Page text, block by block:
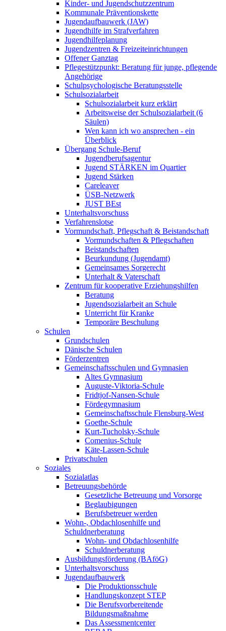
Kinder- und Jugendschutzzentrum
Kommunale Präventionskette
Jugendaufbauwerk (JAW)
Jugendhilfe im Strafverfahren
Jugendhilfeplanung
Jugendzentren & Freizeiteinrichtungen
Offener Ganztag
Pflegestützpunkt: Beratung für junge, pflegende
Angehörige
Schulpsychologische Beratungsstelle
Schulsozialarbeit
Schulsozialarbeit kurz erklärt
Arbeitsweise der Schulsozialarbeit (6
Säulen)
Wen kann ich wo ansprechen - ein
Überblick
Übergang Schule-Beruf
Jugendberufsagentur
Jugend STÄRKEN im Quartier
Jugend Stärken
Careleaver
ÜSB-Netzwerk
JUST BEst
Unterhaltsvorschuss
Verfahrenslotse
Vormundschaft, Pflegschaft & Beistandschaft
Vormundschaften & Pflegschaften
Beistandschaften
Beurkundung (Jugendamt)
Gemeinsames Sorgerecht
Unterhalt & Vaterschaft
Zentrum für kooperative Erziehungshilfen
Beratung
Jugendsozialarbeit an Schule
Unterricht für Kranke
Temporäre Beschulung
Schulen
Grundschulen
Dänische Schulen
Förderzentren
Gemeinschaftsschulen und Gymnasien
Altes Gymnasium
Auguste-Viktoria-Schule
Fridtjof-Nansen-Schule
Fördegymnasium
Gemeinschaftsschule Flensburg-West
Goethe-Schule
Kurt-Tucholsky-Schule
Comenius-Schule
Käte-Lassen-Schule
Privatschulen
Soziales
Sozialatlas
Betreuungsbehörde
Gesetzliche Betreuung und Vorsorge
Beglaubigungen
Berufsbetreuer werden
Wohn-, Obdachlosenhilfe und
Schuldnerberatung
Wohn- und Obdachlosenhilfe
Schuldnerberatung
Ausbildungsförderung (BAföG)
Unterhaltsvorschuss
Jugendaufbauwerk
Die Produktionsschule
Handlungskonzept STEP
Die Berufsvorbereitende
Bildungsmaßnahme
Das Assessmentcenter